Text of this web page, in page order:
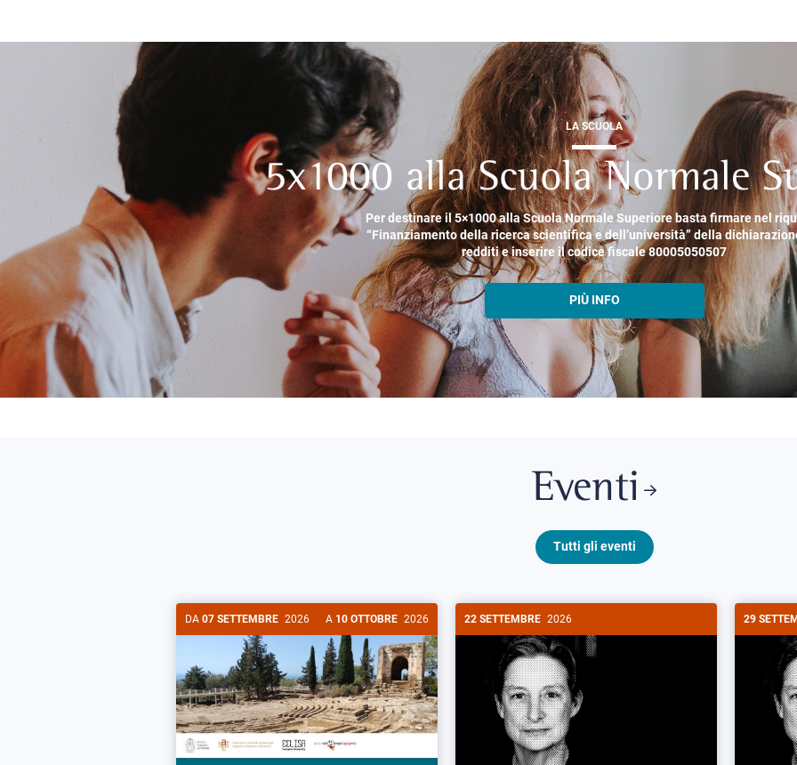
LA SCUOLA
5x1000 alla Scuola Normale
Per destinare il 5×1000 alla Scuola Normale Superiore basta firmare nel
“Finanziamento della ricerca scientifica e dell’università” della
redditi e inserire il codice fiscale 80005050507
PIÙ INFO
Eventi
Tutti gli eventi
DA 07 SETTEMBRE 2026 A 10 OTTOBRE 2026 22 SETTEMBRE 2026 29